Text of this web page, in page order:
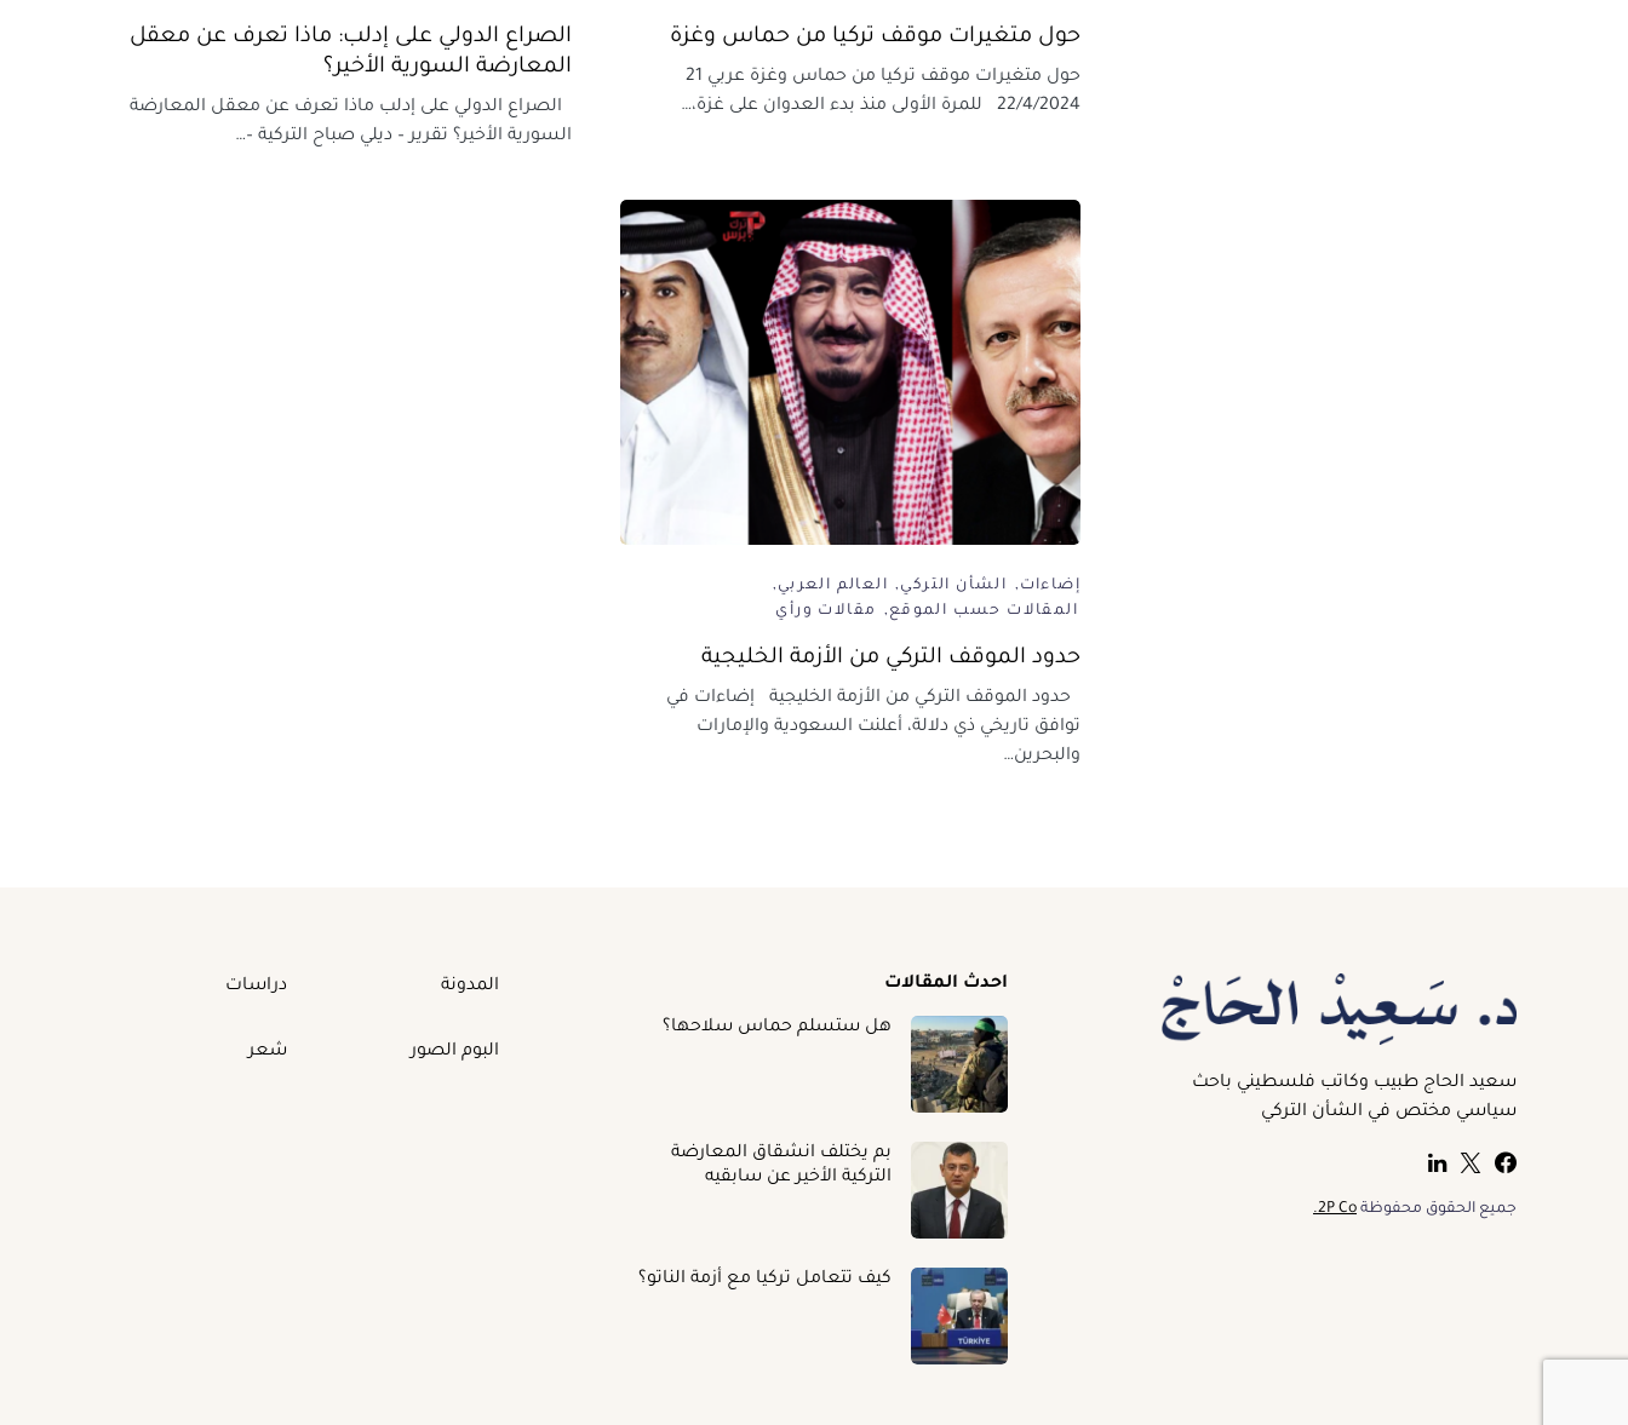
حول متغيرات موقف تركيا من حماس وغزة
حول متغيرات موقف تركيا من حماس وغزة عربي 21
22/4/2024 للمرة الأولى منذ بدء العدوان على غزة،…
الصراع الدولي على إدلب: ماذا تعرف عن معقل
المعارضة السورية الأخير؟
الصراع الدولي على إدلب ماذا تعرف عن معقل المعارضة
السورية الأخير؟ تقرير – ديلي صباح التركية –…
إضاءات الشأن التركي
العالم العربي
المقالات حسب الموقع
مقالات ورأي
حدود الموقف التركي من الأزمة الخليجية
حدود الموقف التركي من الأزمة الخليجية إضاءات في
توافق تاريخي ذي دلالة، أعلنت السعودية والإمارات
والبحرين…
سعيد الحاج طبيب وكاتب فلسطيني باحث
سياسي مختص في الشأن التركي
جميع الحقوق محفوظة 2P Co.
احدث المقالات
هل ستسلم حماس سلاحها؟
بم يختلف انشقاق المعارضة
التركية الأخير عن سابقيه
كيف تتعامل تركيا مع أزمة الناتو؟
المدونة دراسات
البوم الصور شعر